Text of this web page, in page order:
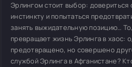
Эрлингом стоит выбор: довериться
инстинкту и попытаться
занять выжидательную позицию…
превращает жизнь Эрлинга в хаос:
предотвращено, но совершено
службой Эрлинга в Афганистане?